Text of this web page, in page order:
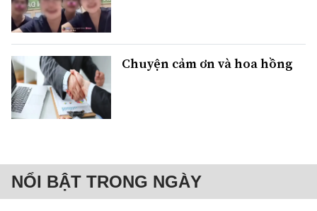
Chuyện cảm ơn và hoa hồng
NỔI BẬT TRONG NGÀY